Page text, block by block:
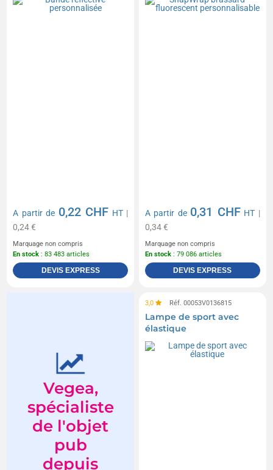
A partir de 0,22 CHF HT|
0,24 €
Marquage non compris
En stock : 83 483 articles
DEVIS EXPRESS
A partir de 0,31 CHF HT |
0,34 €
Marquage non compris
En stock : 79 086 articles
DEVIS EXPRESS
Vegea,
spécialiste
de l'objet
pub
depuis
3,0 Réf. 00053V0136815
Lampe de sport avec
élastique